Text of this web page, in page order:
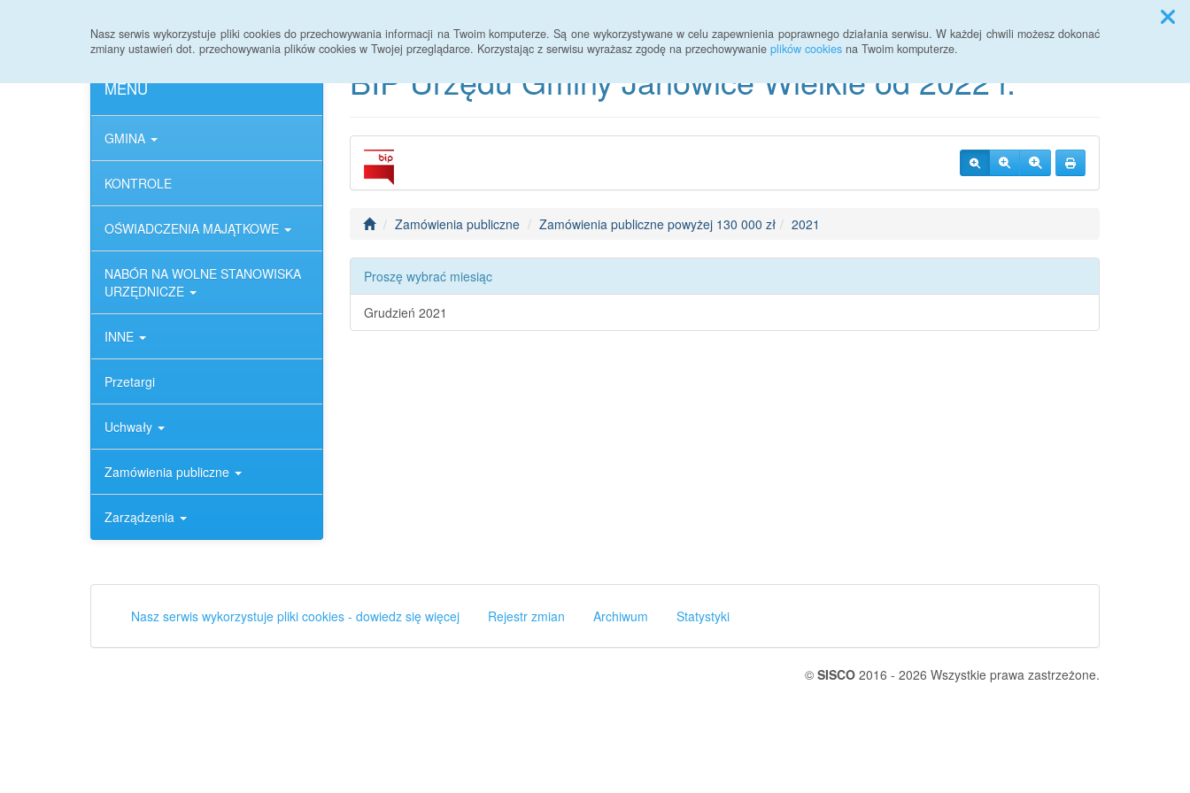
Nasz serwis wykorzystuje pliki cookies do przechowywania informacji na Twoim komputerze. Są one wykorzystywane w celu zapewnienia poprawnego działania serwisu. W każdej chwili możesz dokonać
zmiany ustawień dot. przechowywania plików cookies w Twojej przeglądarce. Korzystając z serwisu wyrażasz zgodę na przechowywanie plików cookies na Twoim komputerze.
MENU
GMINA
KONTROLE
OŚWIADCZENIA MAJĄTKOWE
NABÓR NA WOLNE STANOWISKA
URZĘDNICZE
INNE
Przetargi
Uchwały
Zamówienia publiczne
Zarządzenia
BIP Urzędu Gminy Janowice Wielkie od 2022 r.
Zamówienia publiczne Zamówienia publiczne powyżej 130 000 zł 2021
Proszę wybrać miesiąc
Grudzień 2021
Nasz serwis wykorzystuje pliki cookies - dowiedz się więcej Rejestr zmian Archiwum Statystyki
© SISCO 2016 - 2026 Wszystkie prawa zastrzeżone.